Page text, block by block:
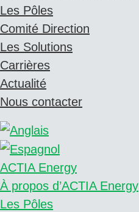
Les Pôles
Comité Direction
Les Solutions
Carrières
Actualité
Nous contacter
ACTIA Energy
À propos d’ACTIA Energy
Les Pôles